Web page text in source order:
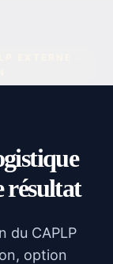
résultat
du CAPLP
option